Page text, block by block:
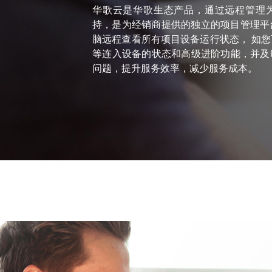
华歌云是华歌生态产品，通过远程管理
持，是为经销商提供的独立的项目管理
脑远程查看所有项目设备运行状态， 如
等连入设备的状态和高级进阶功能，并
问题，提升服务效率，减少服务成本。